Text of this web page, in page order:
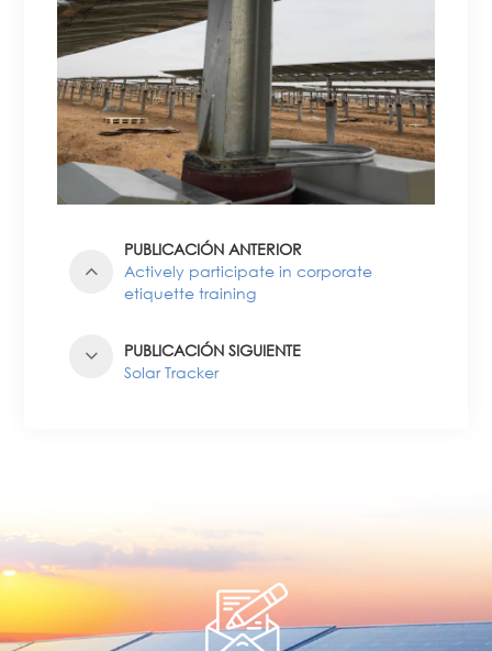
PUBLICACIÓN ANTERIOR
Actively participate in corporate
etiquette training
PUBLICACIÓN SIGUIENTE
Solar Tracker